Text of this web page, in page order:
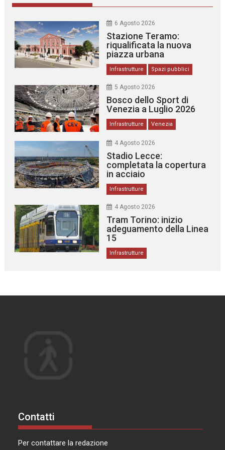
6 Agosto 2026
Stazione Teramo:
riqualificata la nuova
piazza urbana
Infrastrutture Spazi pubblici
5 Agosto 2026
Bosco dello Sport di
Venezia a Luglio 2026
Infrastrutture Venezia
4 Agosto 2026
Stadio Lecce:
completata la copertura
in acciaio
Infrastrutture
4 Agosto 2026
Tram Torino: inizio
adeguamento della Linea
15
Infrastrutture
Contatti
Per contattare la redazione